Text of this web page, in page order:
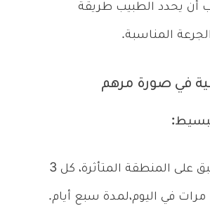
أن يحدد الطبيب طريقة
المناسبة.
في صورة مرهم
للبالغين: يطبق على المنطقة المتأثرة، كل 3
في اليوم،لمدة سبع أيام.